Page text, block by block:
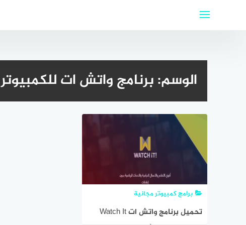
الوسم:برنامج واتش ات للكمبيوتر 1446
برامج كمبيوتر مجانية
تحميل برنامج واتش ات Watch It